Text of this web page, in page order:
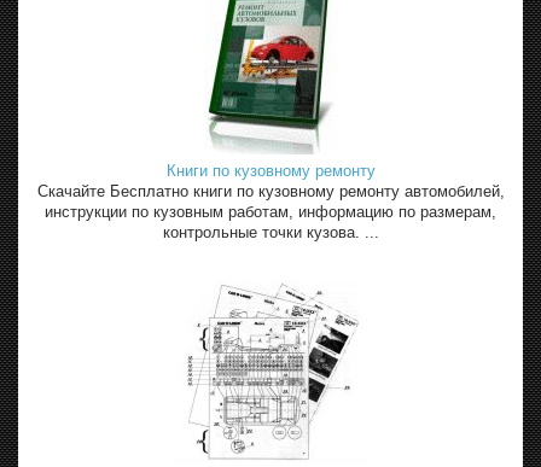
Книги по кузовному ремонту
Скачайте Бесплатно книги по кузовному ремонту автомобилей,
инструкции по кузовным работам, информацию по размерам,
контрольные точки кузова. ...